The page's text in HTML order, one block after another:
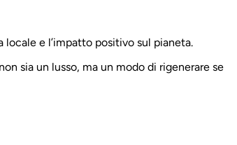
e l’impatto positivo sul pianeta.
sia un lusso, ma un modo di rigenerare se